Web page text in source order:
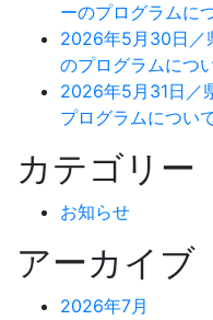
ーのプログラムに
2026年5月30日／
のプログラムにつ
2026年5月31日／
プログラムについ
カテゴリー
お知らせ
アーカイブ
2026年7月